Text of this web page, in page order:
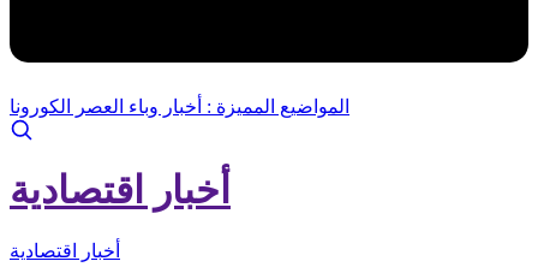
المواضيع المميزة : أخبار وباء العصر الكورونا
أخبار اقتصادية
أخبار اقتصادية